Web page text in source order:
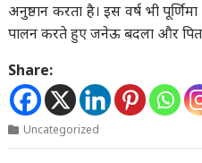
अनुष्ठान करता है। इस वर्ष भी
पालन करते हुए जनेऊ बदला और
Share:
Uncategorized